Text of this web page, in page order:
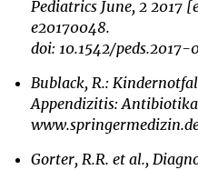
Pediatrics June, 2 2017
e20170048.
doi: 10.1542/peds.2017-
Bublack, R.:
Appendizitis: Antibiotika
Gorter, R.R. et al.,